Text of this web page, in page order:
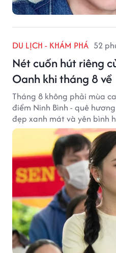
DU LỊCH - KHÁM PHÁ 52
Nét cuốn hút riêng
Oanh khi tháng 8 về
Tháng 8 không phải mùa
điểm Ninh Bình - quê
đẹp xanh mát và yên bình